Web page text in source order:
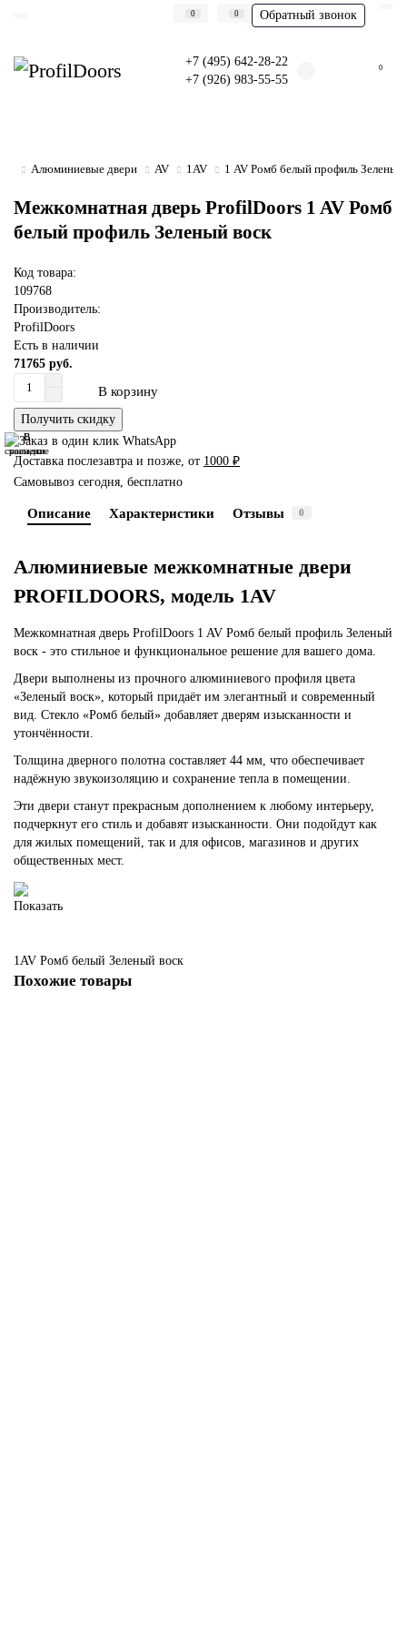
0 0 Обратный звонок
+7 (495) 642-28-22
+7 (926) 983-55-55
0
Алюминиевые двери AV 1AV 1 AV Ромб белый профиль Зеленый
Межкомнатная дверь ProfilDoors 1 AV Ромб
белый профиль Зеленый воск
Код товара:
109768
Производитель:
ProfilDoors
Есть в наличии
71765 руб.
В корзину
Получить скидку
В
закладки
В
сравнение
Доставка послезавтра и позже, от 1000 ₽
Самовывоз сегодня, бесплатно
Описание Характеристики Отзывы 0
Алюминиевые межкомнатные двери
PROFILDOORS, модель 1AV
Межкомнатная дверь ProfilDoors 1 AV Ромб белый профиль Зеленый
воск - это стильное и функциональное решение для вашего дома.
Двери выполнены из прочного алюминиевого профиля цвета
«Зеленый воск», который придаёт им элегантный и современный
вид. Стекло «Ромб белый» добавляет дверям изысканности и
утончённости.
Толщина дверного полотна составляет 44 мм, что обеспечивает
надёжную звукоизоляцию и сохранение тепла в помещении.
Эти двери станут прекрасным дополнением к любому интерьеру,
подчеркнут его стиль и добавят изысканности. Они подойдут как
для жилых помещений, так и для офисов, магазинов и других
общественных мест.
Показать
1AV Ромб белый Зеленый воск
Похожие товары